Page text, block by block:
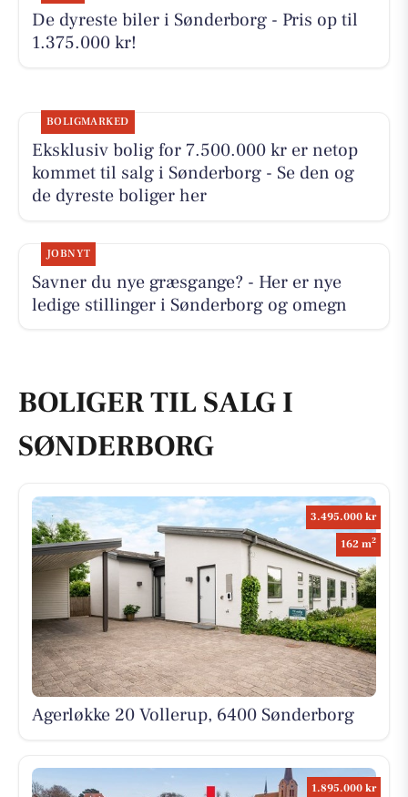
De dyreste biler i Sønderborg - Pris op til
1.375.000 kr!
BOLIGMARKED
Eksklusiv bolig for 7.500.000 kr er netop
kommet til salg i Sønderborg - Se den og
de dyreste boliger her
JOBNYT
Savner du nye græsgange? - Her er nye
ledige stillinger i Sønderborg og omegn
BOLIGER TIL SALG I
SØNDERBORG
3.495.000 kr
162 m2
Agerløkke 20 Vollerup, 6400 Sønderborg
1.895.000 kr